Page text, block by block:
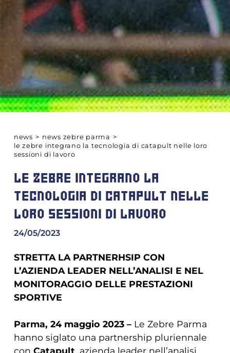
news > news zebre parma >
le zebre integrano la tecnologia di catapult nelle loro
sessioni di lavoro
LE ZEBRE INTEGRANO LA
TECNOLOGIA DI CATAPULT NELLE
LORO SESSIONI DI LAVORO
24/05/2023
STRETTA LA PARTNERHSIP CON
L’AZIENDA LEADER NELL’ANALISI E NEL
MONITORAGGIO DELLE PRESTAZIONI
SPORTIVE
Parma, 24 maggio 2023 –Le Zebre Parma
hanno siglato una partnership pluriennale
con Catapult, azienda leader nell’analisi